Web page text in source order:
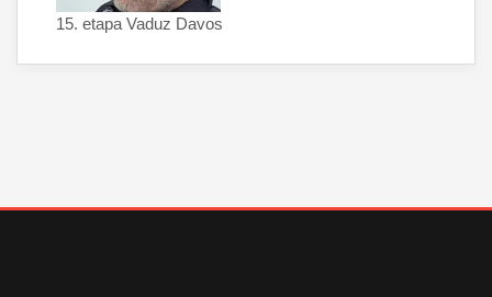
15. etapa Vaduz Davos